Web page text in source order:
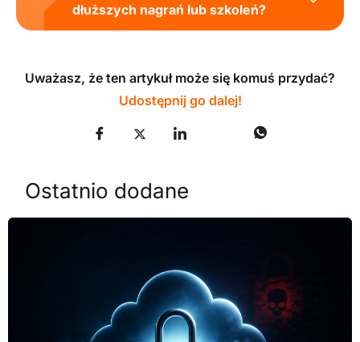
dłuższych nagrań lub szkoleń?
Uważasz, że ten artykuł może się komuś przydać?
Udostępnij go dalej!
Ostatnio dodane